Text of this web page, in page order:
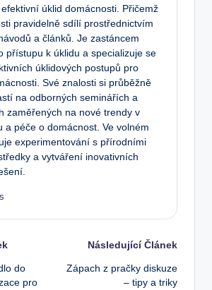
úklid domácnosti. Přičemž
pravidelně sdílí prostřednictvím
a článků. Je zastáncem
přístupu k úklidu a specializuje se
úklidových postupů pro
Své znalosti si průběžně
na odborných seminářích a
zaměřených na nové trendy v
a péče o domácnost. Ve volném
experimentování s přírodními
a vytváření inovativních
do
pro
Následující Článek
Zápach z pračky diskuze
– tipy a triky